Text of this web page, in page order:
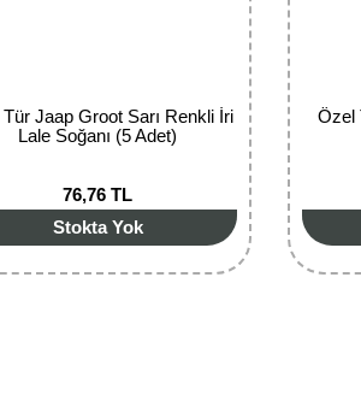
Jaap Groot Sarı Renkli İri
Lale Soğanı (5 Adet)
76,76 TL
Stokta Yok
Özel